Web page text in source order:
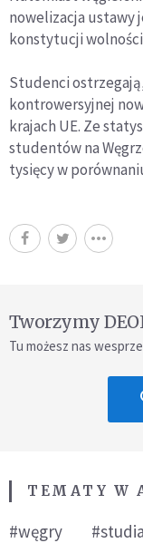
nowelizacja ustawy
konstytucji
Studenci
kontrowersyjnej
krajach UE. Ze
studentów na
tysięcy w
Tworzymy
Tu możesz nas
TEMATY W
#węgry